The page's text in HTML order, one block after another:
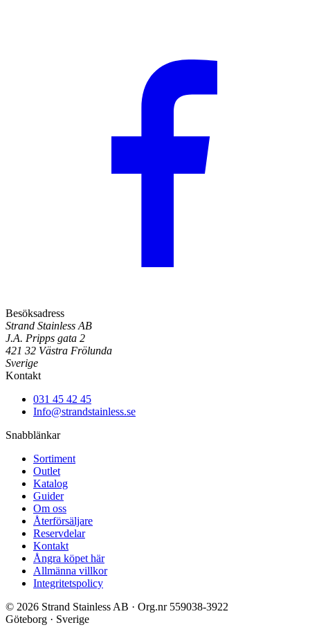
Besöksadress
Strand Stainless AB
J.A. Pripps gata 2
421 32 Västra Frölunda
Sverige
Kontakt
031 45 42 45
Info@strandstainless.se
Snabblänkar
Sortiment
Outlet
Katalog
Guider
Om oss
Återförsäljare
Reservdelar
Kontakt
Ångra köpet här
Allmänna villkor
Integritetspolicy
© 2026 Strand Stainless AB · Org.nr 559038-3922
Göteborg · Sverige